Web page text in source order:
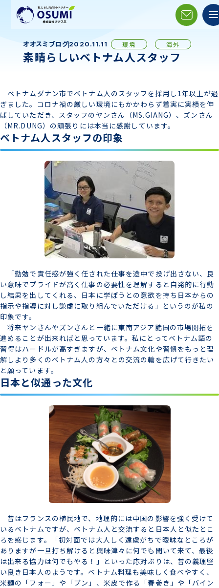
オオスミブログ2020.11.11 環境 海外
素晴らしいベトナム人スタッフ
ベトナムダナン市でベトナム人のスタッフを採用し1年以上が過
ぎました。コロナ禍の厳しい環境にもかかわらず着実に実績を伸
ばしていただき、スタッフのヤンさん（MS.GIANG）、ズンさん
（MR.DUNG）の頑張りには本当に感謝しています。
ベトナム人スタッフの印象
「勤勉で責任感が強く任された仕事を途中で投げ出さない、良
い意味でプライドが高く仕事の必要性を理解すると自発的に行動
し結果を出してくれる、日本に学ぼうとの意欲を持ち日本からの
指示や指導に対し謙虚に取り組んでいただける」というのが私の
印象です。
将来ヤンさんやズンさんと一緒に東南アジア諸国の市場開拓を
進めることが出来ればと思っています。私にとってベトナム語の
習得はハードルが高すぎますが、ベトナム文化や習慣をもっと理
解しより多くのベトナム人の方々との交流の輪を広げて行きたい
と願っています。
日本と似通った文化
昔はフランスの植民地で、地理的には中国の影響を強く受けて
いるベトナムですが、ベトナム人と交流すると日本人と似たとこ
ろを感じます。「初対面では大人しく遠慮がちで曖昧なところが
ありますが一旦打ち解けると興味津々に何でも聞いて来て、最後
は出来る協力は何でもやる！」といった応対ぶりは、昔の義理堅
い良き日本人のようです。ベトナム料理も美味しく食べやすく、
米麺の「フォー」や「ブン」、米皮で作る「春巻き」や「バイン